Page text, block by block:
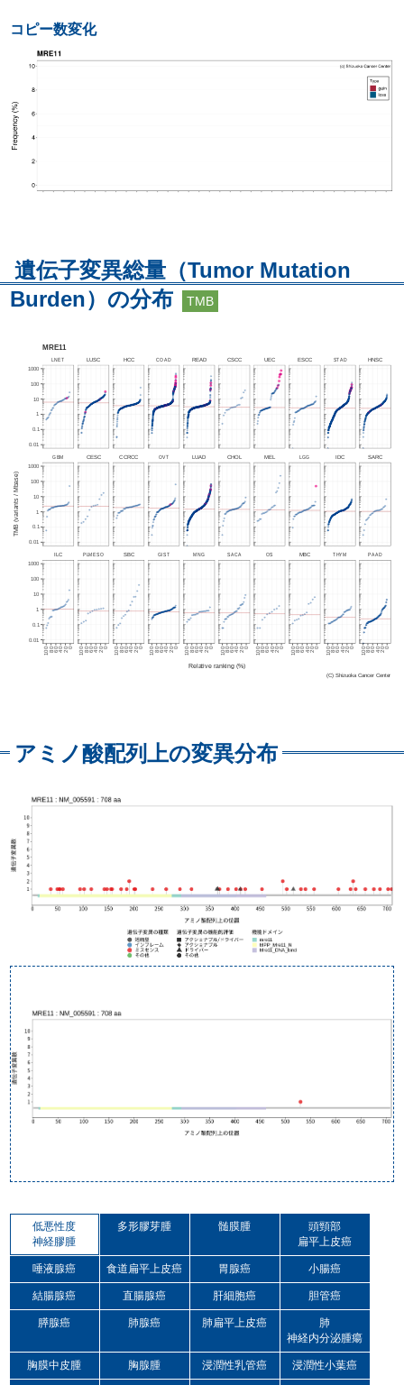
コピー数変化
遺伝子変異総量（Tumor Mutation
Burden）の分布
TMB
アミノ酸配列上の変異分布
低悪性度
神経膠腫
多形膠芽腫 髄膜腫
頭頸部
扁平上皮癌
唾液腺癌 食道扁平上皮癌 胃腺癌 小腸癌
結腸腺癌 直腸腺癌 肝細胞癌 胆管癌
膵腺癌 肺腺癌 肺扁平上皮癌
肺
神経内分泌腫瘍
胸膜中皮腫 胸腺腫 浸潤性乳管癌 浸潤性小葉癌